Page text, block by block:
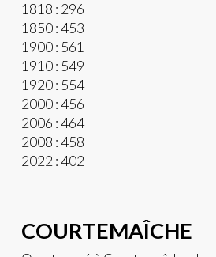
1818 : 296
1850 : 453
1900 : 561
1910 : 549
1920 : 554
2000 : 456
2006 : 464
2008 : 458
2022 : 402
COURTEMAÎCHE